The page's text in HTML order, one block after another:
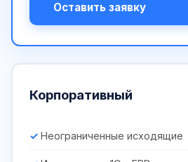
Оставить заявку
Корпоративный
Неограниченные исходящие